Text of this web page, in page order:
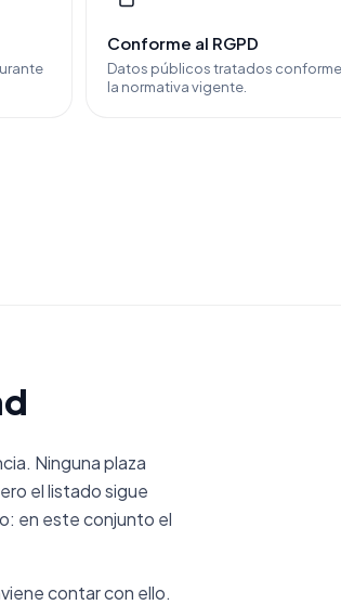
Conforme al RGPD
Datos públicos tratados
la normativa vigente.
Ninguna plaza
el listado sigue
en este conjunto el
contar con ello.